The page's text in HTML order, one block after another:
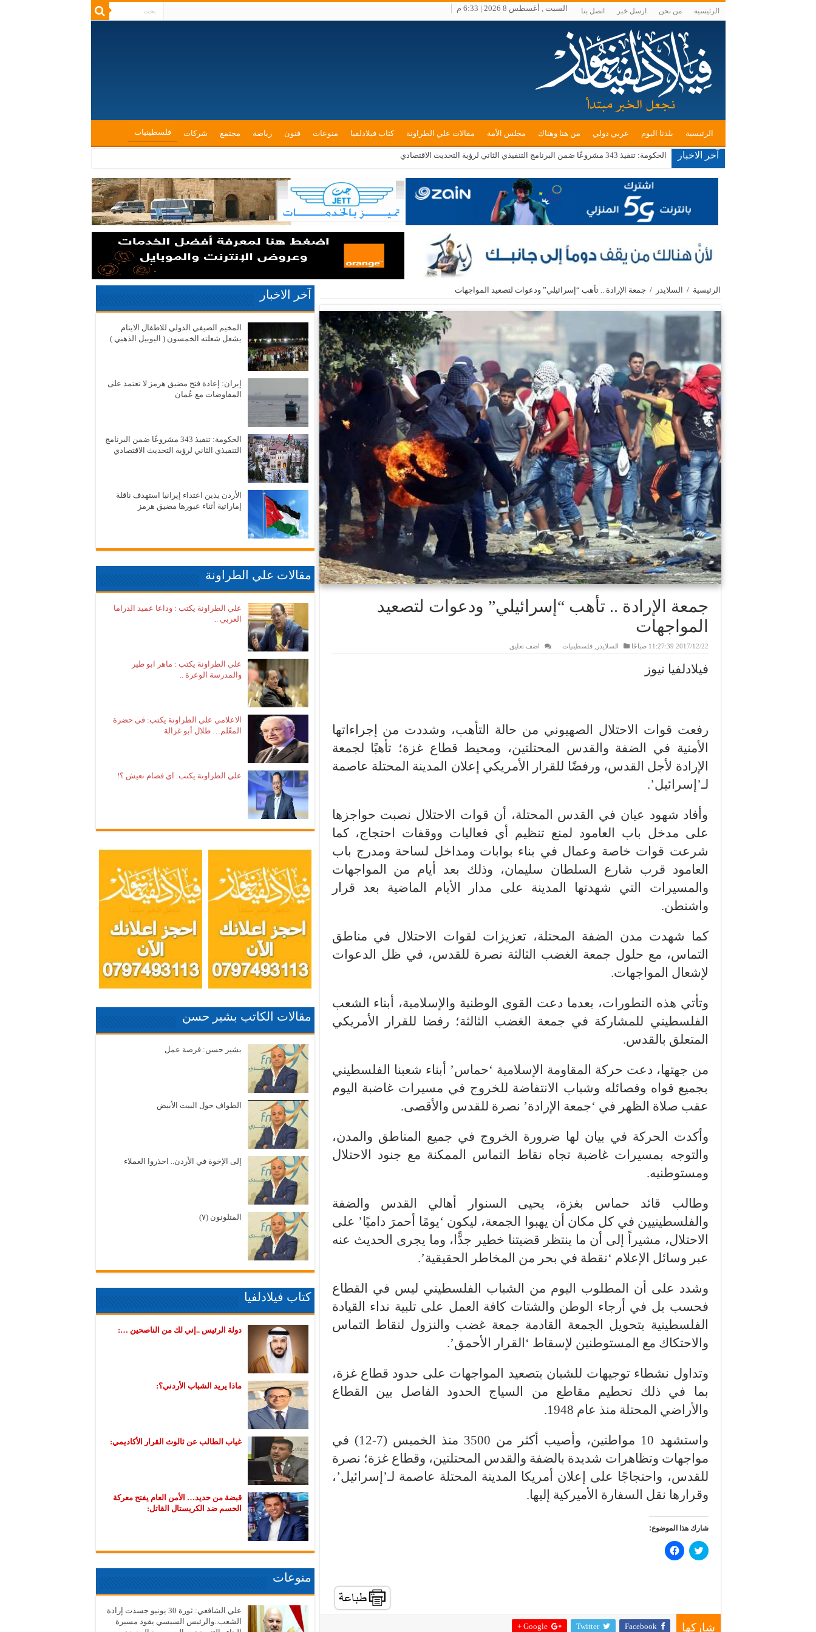
الرئيسية من نحن ارسل خبر اتصل بنا السبت , أغسطس 8 2026 | 6:33 م
الرئيسية بلدنا اليوم عربي دولي من هنا وهناك مجلس الأمة مقالات علي الطراونة كتاب فيلادلفيا منوعات فنون رياضة مجتمع شركات فلسطينيات
آخر الاخبار الحكومة: تنفيذ 343 مشروعًا ضمن البرنامج التنفيذي الثاني لرؤية التحديث الاقتصادي
الرئيسية / السلايدر / جمعة الإرادة .. تأهب “إسرائيلي” ودعوات لتصعيد المواجهات
جمعة الإرادة .. تأهب “إسرائيلي” ودعوات لتصعيد
المواجهات
2017/12/22 11:27:39 صباحًا السلايدر ,فلسطينيات اضف تعليق
فيلادلفيا نيوز
رفعت قوات الاحتلال الصهيوني من حالة التأهب، وشددت من إجراءاتها
الأمنية في الضفة والقدس المحتلتين، ومحيط قطاع غزة؛ تأهبًا لجمعة
الإرادة لأجل القدس، ورفضًا للقرار الأمريكي إعلان المدينة المحتلة عاصمة
لـ’إسرائيل’.
وأفاد شهود عيان في القدس المحتلة، أن قوات الاحتلال نصبت حواجزها
على مدخل باب العامود لمنع تنظيم أي فعاليات ووقفات احتجاج، كما
شرعت قوات خاصة وعمال في بناء بوابات ومداخل لساحة ومدرج باب
العامود قرب شارع السلطان سليمان، وذلك بعد أيام من المواجهات
والمسيرات التي شهدتها المدينة على مدار الأيام الماضية بعد قرار
واشنطن.
كما شهدت مدن الضفة المحتلة، تعزيزات لقوات الاحتلال في مناطق
التماس، مع حلول جمعة الغضب الثالثة نصرة للقدس، في ظل الدعوات
لإشعال المواجهات.
وتأتي هذه التطورات، بعدما دعت القوى الوطنية والإسلامية، أبناء الشعب
الفلسطيني للمشاركة في جمعة الغضب الثالثة؛ رفضا للقرار الأمريكي
المتعلق بالقدس.
من جهتها، دعت حركة المقاومة الإسلامية ‘حماس’ أبناء شعبنا الفلسطيني
بجميع قواه وفصائله وشباب الانتفاضة للخروج في مسيرات غاضبة اليوم
عقب صلاة الظهر في ‘جمعة الإرادة’ نصرة للقدس والأقصى.
وأكدت الحركة في بيان لها ضرورة الخروج في جميع المناطق والمدن،
والتوجه بمسيرات غاضبة تجاه نقاط التماس الممكنة مع جنود الاحتلال
ومستوطنيه.
وطالب قائد حماس بغزة، يحيى السنوار أهالي القدس والضفة
والفلسطينيين في كل مكان أن يهبوا الجمعة، ليكون ‘يومًا أحمرَ داميًا’ على
الاحتلال، مشيراً إلى أن ما ينتظر قضيتنا خطير جدًّا، وما يجرى الحديث عنه
عبر وسائل الإعلام ‘نقطة في بحر من المخاطر الحقيقية’.
وشدد على أن المطلوب اليوم من الشباب الفلسطيني ليس في القطاع
فحسب بل في أرجاء الوطن والشتات كافة العمل على تلبية نداء القيادة
الفلسطينية بتحويل الجمعة القادمة جمعة غضب والنزول لنقاط التماس
والاحتكاك مع المستوطنين لإسقاط ‘القرار الأحمق’.
وتداول نشطاء توجيهات للشبان بتصعيد المواجهات على حدود قطاع غزة،
بما في ذلك تحطيم مقاطع من السياج الحدود الفاصل بين القطاع
والأراضي المحتلة منذ عام 1948.
واستشهد 10 مواطنين، وأصيب أكثر من 3500 منذ الخميس (7-12) في
مواجهات وتظاهرات شديدة بالضفة والقدس المحتلتين، وقطاع غزة؛ نصرة
للقدس، واحتجاجًا على إعلان أمريكا المدينة المحتلة عاصمة لـ’إسرائيل’،
وقرارها نقل السفارة الأميركية إليها.
شارك هذا الموضوع:
ا
ض
ا
ك
ا
ن
ر
شاركها Facebook
Twitter
Google +
آخر الاخبار
المخيم الصيفي الدولي للاطفال الايتام
يشعل شعلته الخمسون ( اليوبيل الذهبي )
إيران: إعادة فتح مضيق هرمز لا تعتمد على
المفاوضات مع عُمان
الحكومة: تنفيذ 343 مشروعًا ضمن البرنامج
التنفيذي الثاني لرؤية التحديث الاقتصادي
الأردن يدين اعتداء إيرانيا استهدف ناقلة
إماراتية أثناء عبورها مضيق هرمز
مقالات علي الطراونة
علي الطراونة يكتب : وداعا عميد الدراما
العربي ..
علي الطراونة يكتب : ماهر ابو طير
والمدرسة الوعرة ..
الاعلامي علي الطراونة يكتب: في حضرة
المعّلم… طلال أبو غزالة
علي الطراونة يكتب: اي فصام نعيش ؟!
مقالات الكاتب بشير حسن
بشير حسن: فرصة عمل
الطواف حول البيت الأبيض
إلى الإخوة في الأردن.. احذروا العملاء
المتلونون (٧)
كتاب فيلادلفيا
دولة الرئيس ..إني لك من الناصحين …:
ماذا يريد الشباب الأردني؟:
غياب الطالب عن ثالوث القرار الأكاديمي:
قبضة من حديد… الأمن العام يفتح معركة
الحسم ضد الكريستال القاتل:
منوعات
علي الشافعي: ثورة 30 يونيو جسدت إرادة
الشعب..والرئيس السيسي يقود مسيرة